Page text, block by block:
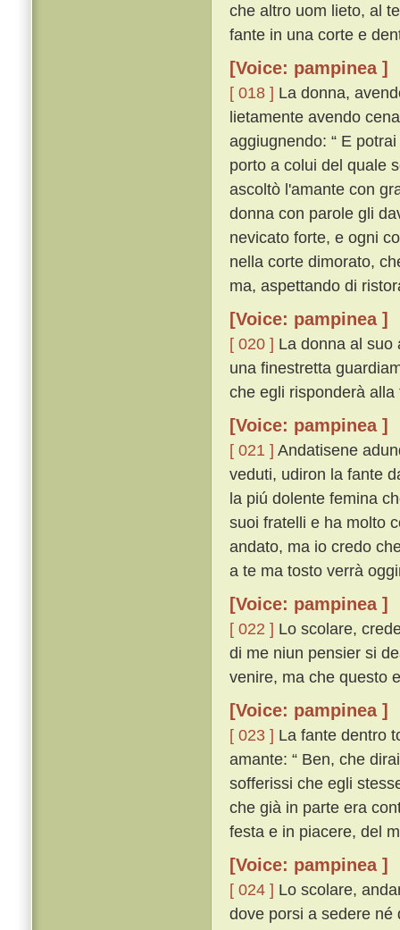
che altro uom lieto, al
fante in una corte e
[Voice: pampinea ]
[ 018 ] La donna,
lietamente avendo
aggiugnendo: “ E
porto a colui del quale
ascoltò l'amante con
donna con parole gli
nevicato forte, e ogni
nella corte dimorato,
ma, aspettando di
[Voice: pampinea ]
[ 020 ] La donna al suo
una finestretta
che egli risponderà
[Voice: pampinea ]
[ 021 ] Andatisene
veduti, udiron la fante
la piú dolente femina
suoi fratelli e ha molto
andato, ma io credo
a te ma tosto verrà
[Voice: pampinea ]
[ 022 ] Lo scolare,
di me niun pensier si
venire, ma che questo
[Voice: pampinea ]
[ 023 ] La fante dentro
amante: “ Ben, che
sofferissi che egli
che già in parte era
festa e in piacere, del
[Voice: pampinea ]
[ 024 ] Lo scolare,
dove porsi a sedere né